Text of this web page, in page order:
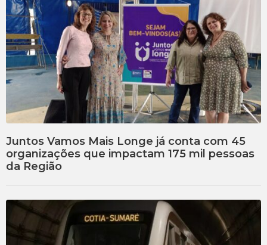
Juntos Vamos Mais Longe já conta com 45
organizações que impactam 175 mil pessoas
da Região